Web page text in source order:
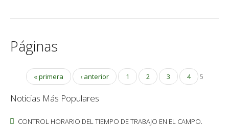
Páginas
« primera ‹ anterior 1 2 3 4 5
Noticias Más Populares
CONTROL HORARIO DEL TIEMPO DE TRABAJO EN EL CAMPO.